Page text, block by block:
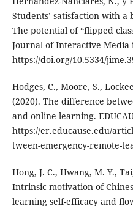
Students’ satisfaction with
The potential of “flipped
Journal of Interactive Media
https://doi.org/10.5334/
Hodges, C., Moore, S.,
(2020). The difference
and online learning.
https://er.educause.edu/
tween-emergency-remote-
Hong, J. C., Hwang, M. Y.,
Intrinsic motivation of
learning self-efficacy and